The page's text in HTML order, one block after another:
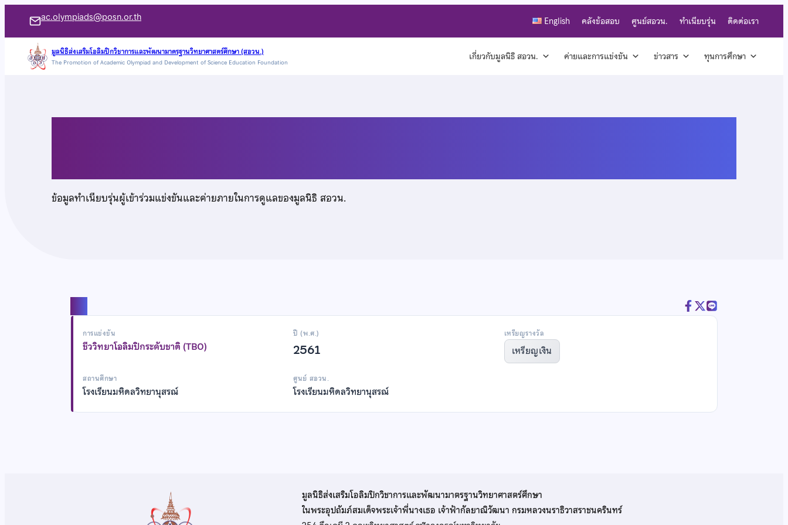
เนื้อหา
ac.olympiads@posn.or.th English คลังข้อสอบ ศูนย์สอวน. ทำเนียบรุ่น ติดต่อเรา
มูลนิธิส่งเสริมโอลิมปิกวิชาการและพัฒนามาตรฐานวิทยาศาสตร์ศึกษา (สอวน.)
The Promotion of Academic Olympiad and Development of Science Education Foundation เกี่ยวกับมูลนิธิ สอวน. ค่ายและการแข่งขัน ข่าวสาร ทุนการศึกษา
ข้อมูลทำเนียบรุ่นผู้เข้าร่วมแข่งขันและค่ายภายในการดูแลของมูลนิธิ สอวน.
การแข่งขัน
ชีววิทยาโอลิมปิกระดับชาติ (TBO)
ปี (พ.ศ.)
2561
เหรียญรางวัล
เหรียญเงิน
สถานศึกษา
โรงเรียนมหิดลวิทยานุสรณ์
ศูนย์ สอวน.
โรงเรียนมหิดลวิทยานุสรณ์
มูลนิธิส่งเสริมโอลิมปิกวิชาการและพัฒนามาตรฐานวิทยาศาสตร์ศึกษา
ในพระอุปถัมภ์สมเด็จพระเจ้าพี่นางเธอ เจ้าฟ้ากัลยาณิวัฒนา กรมหลวงนราธิวาสราชนครินทร์